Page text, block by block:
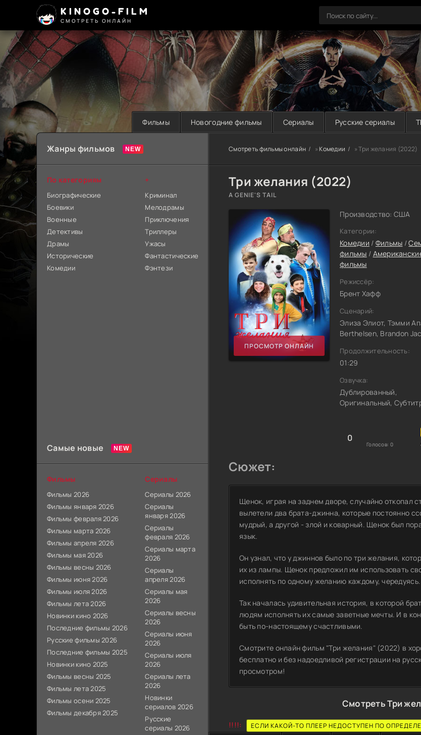
KINOGO-FILM
СМОТРЕТЬ ОНЛАЙН
Фильмы Новогодние фильмы Сериалы Русские сериалы
Смотреть фильмы онлайн »Комедии » Три желания (2022)
Три желания (2022)
A GENIE'S TAIL
ПРОСМОТР ОНЛАЙН
Производство: США
Категории:
Комедии / Фильмы /
фильмы /
фильмы
Режиссёр:
Брент Хафф
Сценарий:
Элиза Элиот, Тэмми
Berthelsen, Brandon
Продолжительность:
01:29
Озвучка:
Дублированный,
Оригинальный,
0
Голосов: 0
Сюжет:
Щенок, играя на заднем дворе, случайно откопал
вылетели два брата-джинна, которые постоянно
мудрый, а другой - злой и коварный. Щенок был
язык.
Он узнал, что у джиннов было по три желания,
их из лампы. Щенок предложил им использовать
исполнять по одному желанию каждому, чередуясь.
Так началась удивительная история, в которой
людям исполнять их самые заветные мечты. И в
быть по-настоящему счастливыми.
Смотрите онлайн фильм "Три желания" (2022) в
бесплатно и без надоедливой регистрации на
просмотром!
Смотреть Три
!!!!: ЕСЛИ КАКОЙ-ТО ПЛЕЕР НЕДОСТУПЕН ПО
Жанры фильмов
По категориям
Биографические
Боевики
Военные
Детективы
Драмы
Исторические
Комедии
+
Криминал
Мелодрамы
Приключения
Триллеры
Ужасы
Фантастические
Фэнтези
Самые новые
Фильмы
Фильмы 2026
Фильмы января 2026
Фильмы февраля 2026
Фильмы марта 2026
Фильмы апреля 2026
Фильмы мая 2026
Фильмы весны 2026
Фильмы июня 2026
Фильмы июля 2026
Фильмы лета 2026
Новинки кино 2026
Последние фильмы 2026
Русские фильмы 2026
Последние фильмы 2025
Новинки кино 2025
Фильмы весны 2025
Фильмы лета 2025
Фильмы осени 2025
Фильмы декабря 2025
Сериалы
Сериалы 2026
Сериалы
января 2026
Сериалы
февраля 2026
Сериалы марта
2026
Сериалы
апреля 2026
Сериалы мая
2026
Сериалы весны
2026
Сериалы июня
2026
Сериалы июля
2026
Сериалы лета
2026
Новинки
сериалов 2026
Русские
сериалы 2026